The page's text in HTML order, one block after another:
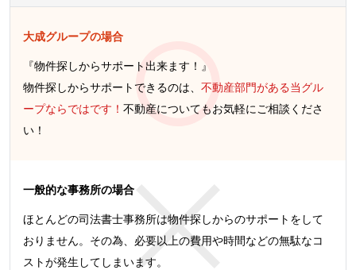
大成グループの場合
『物件探しからサポート出来ます！』
物件探しからサポートできるのは、 不動産部門がある当グル
ープならではです！ 不動産についてもお気軽にご相談くださ
い！
一般的な事務所の場合
ほとんどの司法書士事務所は物件探しからのサポートをして
おりません。その為、必要以上の費用や時間などの無駄なコ
ストが発生してしまいます。